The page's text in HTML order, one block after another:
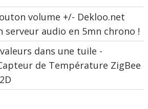
volume +/- Dekloo.net
serveur audio en 5mn chrono !
dans une tuile -
de Température ZigBee